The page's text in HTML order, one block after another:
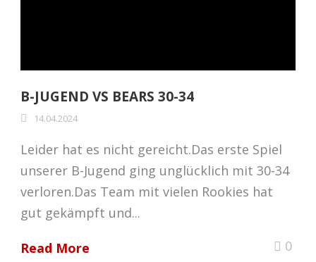
B-JUGEND VS BEARS 30-34
14.04.2024
Leider hat es nicht gereicht.Das erste Spiel
unserer B-Jugend ging unglücklich mit 30-34
verloren.Das Team mit vielen Rookies hat
gut gekämpft und...
Read More 0